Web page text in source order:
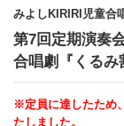
みよしKIRIRI児童合
第7回定期演奏
合唱劇『くるみ
※定員に達したため
たしました。